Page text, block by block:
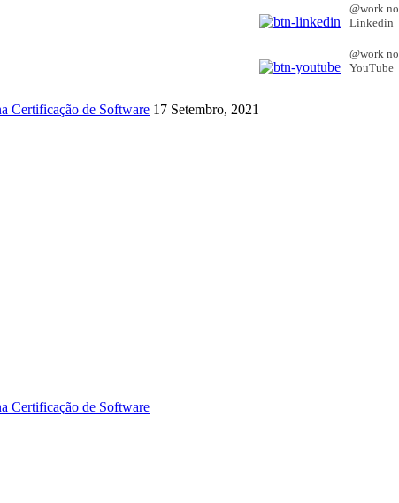
Certificação de Software 17 Setembro, 2021
Certificação de Software
@work no
Linkedin
@work no
YouTube